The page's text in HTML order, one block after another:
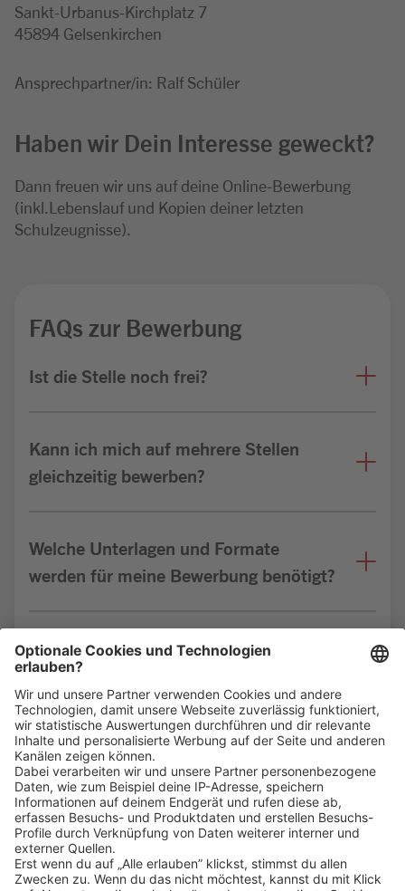
Sankt-Urbanus-Kirchplatz 7
45894 Gelsenkirchen
Ansprechpartner/in: Ralf Schüler
Haben wir Dein Interesse geweckt?
Dann freuen wir uns auf deine Online-Bewerbung
(inkl.Lebenslauf und Kopien deiner letzten
Schulzeugnisse).
FAQs zur Bewerbung
Ist die Stelle noch frei?
Kann ich mich auf mehrere Stellen
gleichzeitig bewerben?
Welche Unterlagen und Formate
werden für meine Bewerbung benötigt?
Bin ich für die Stelle geeignet?
Klickehier, um alle offenen Jobs zu sehen.